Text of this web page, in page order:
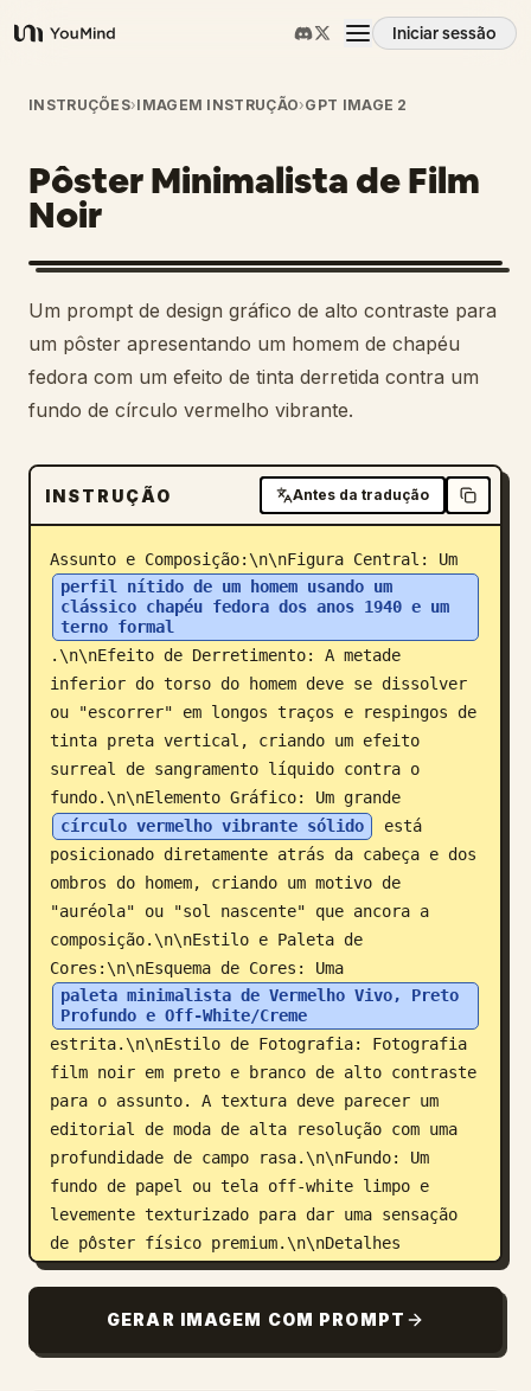
YouMind
Iniciar sessão
Visão geral
Casos de uso
Habilidades
Prompts
Preços
Transferir
Blogue
Atualizações
INSTRUÇÕES›IMAGEM INSTRUÇÃO›GPT IMAGE 2
Pôster Minimalista de Film
Noir
Um prompt de design gráfico de alto contraste para
um pôster apresentando um homem de chapéu
fedora com um efeito de tinta derretida contra um
fundo de círculo vermelho vibrante.
INSTRUÇÃO Antes da tradução
Assunto e Composição:\n\nFigura Central: Um
perfil nítido de um homem usando um
clássico chapéu fedora dos anos 1940 e um
terno formal
.\n\nEfeito de Derretimento: A metade
inferior do torso do homem deve se dissolver
ou "escorrer" em longos traços e respingos de
tinta preta vertical, criando um efeito
surreal de sangramento líquido contra o
fundo.\n\nElemento Gráfico: Um grande
círculo vermelho vibrante sólido
está
posicionado diretamente atrás da cabeça e dos
ombros do homem, criando um motivo de
"auréola" ou "sol nascente" que ancora a
composição.\n\nEstilo e Paleta de
Cores:\n\nEsquema de Cores: Uma
paleta minimalista de Vermelho Vivo, Preto
Profundo e Off-White/Creme
estrita.\n\nEstilo de Fotografia: Fotografia
film noir em preto e branco de alto contraste
para o assunto. A textura deve parecer um
editorial de moda de alta resolução com uma
profundidade de campo rasa.\n\nFundo: Um
fundo de papel ou tela off-white limpo e
levemente texturizado para dar uma sensação
de pôster físico premium.\n\nDetalhes
Técnicos:\n\nIluminação: Iluminação
faciais, enfatizando a ponte do nariz e a
linha do maxilar com sombras
GERAR IMAGEM COM PROMPT